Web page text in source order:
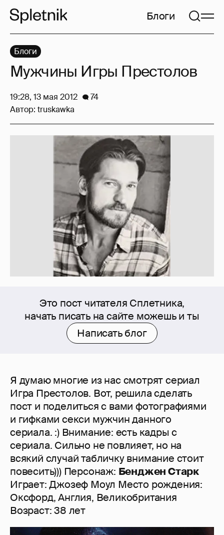
Блоги
Это пост читателя Сплетника,
начать писать на сайте можешь и ты
Написать блог
Я думаю многие из нас смотрят сериал
Игра Престолов. Вот, решила сделать
пост и поделиться с вами фотографиями
и гифками секси мужчин данного
сериала. :) Внимание: есть кадры с
сериала. Сильно не повлияет, но на
всякий случай табличку внимание стоит
повесить))) Персонаж: Бенджен Старк
Играет: Джозеф Моул Место рождения:
Оксфорд, Англия, Великобритания
Возраст: 38 лет
Блоги
Мужчины Игры Престолов
19:28, 13 мая 2012
74
Автор: truskawka